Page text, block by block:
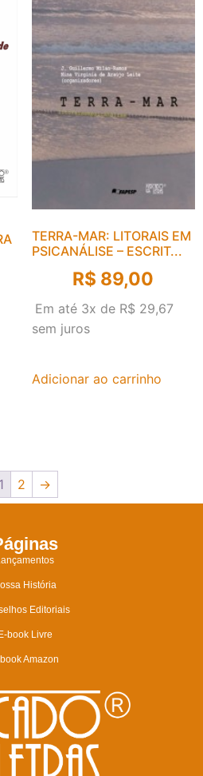
TERRA-MAR: LITORAIS EM
PSICANÁLISE – ESCRIT...
R$ 89,00
Em até 3x de R$ 29,67
sem juros
Adicionar ao carrinho
1 2 →
História
Editoriais
book Livre
Amazon